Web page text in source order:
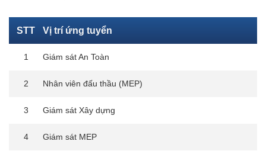
STT Vị trí ứng tuyển
1 Giám sát An Toàn
2 Nhân viên đấu thầu (MEP)
3 Giám sát Xây dựng
4 Giám sát MEP